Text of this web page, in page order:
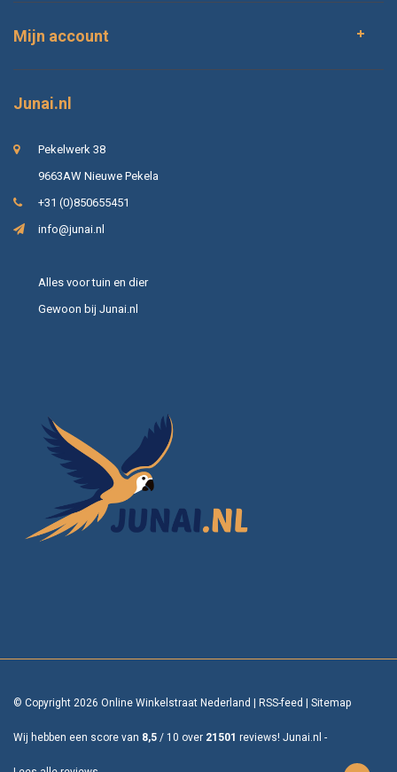
Mijn account
Junai.nl
Pekelwerk 38
9663AW Nieuwe Pekela
+31 (0)850655451
info@junai.nl
Alles voor tuin en dier
Gewoon bij Junai.nl
© Copyright 2026 Online Winkelstraat Nederland RSS-feed Sitemap
Wij hebben een score van 8,5 / 10 over 21501 reviews! Junai.nl -